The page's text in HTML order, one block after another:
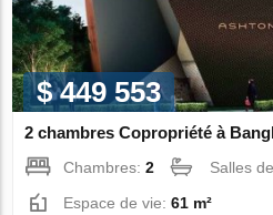
$ 449 553
2 chambres Copropriété à
Chambres:2 Salles
Espace de vie:61 m²